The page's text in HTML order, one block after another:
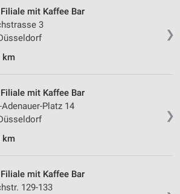
❯
mit Kaffee Bar
3
km
❯
mit Kaffee Bar
Adenauer-Platz 14
km
mit Kaffee Bar
129-133